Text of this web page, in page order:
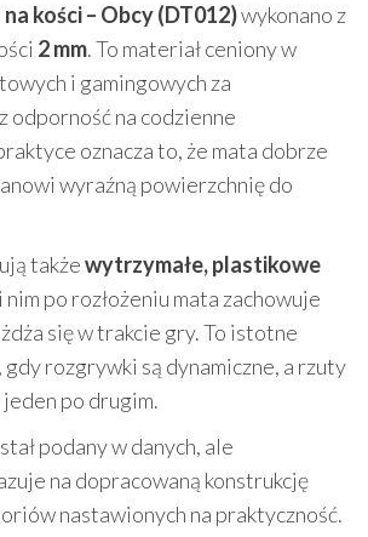
kości – Obcy (DT012)wykonano z
2 mm. To materiał ceniony w
i gamingowych za
odporność na codzienne
oznacza to, że mata dobrze
wyraźną powierzchnię do
takżewytrzymałe, plastikowe
nim po rozłożeniu mata zachowuje
się w trakcie gry. To istotne
gdy rozgrywki są dynamiczne, a rzuty
po drugim.
podany w danych, ale
na dopracowaną konstrukcję
nastawionych na praktyczność.